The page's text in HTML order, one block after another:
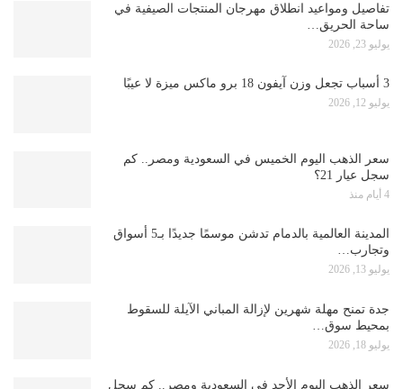
تفاصيل ومواعيد انطلاق مهرجان المنتجات الصيفية في
ساحة الحريق…
يوليو 23, 2026
3 أسباب تجعل وزن آيفون 18 برو ماكس ميزة لا عيبًا
يوليو 12, 2026
سعر الذهب اليوم الخميس في السعودية ومصر.. كم
سجل عيار 21؟
4 أيام منذ
المدينة العالمية بالدمام تدشن موسمًا جديدًا بـ5 أسواق
وتجارب…
يوليو 13, 2026
جدة تمنح مهلة شهرين لإزالة المباني الآيلة للسقوط
بمحيط سوق…
يوليو 18, 2026
سعر الذهب اليوم الأحد في السعودية ومصر.. كم سجل